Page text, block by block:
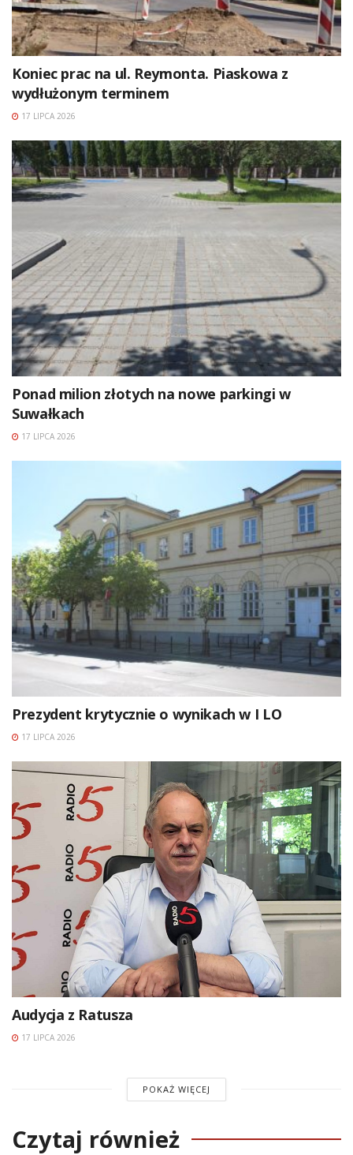
Koniec prac na ul. Reymonta. Piaskowa z
wydłużonym terminem
17 LIPCA 2026
Ponad milion złotych na nowe parkingi w
Suwałkach
17 LIPCA 2026
Prezydent krytycznie o wynikach w I LO
17 LIPCA 2026
Audycja z Ratusza
17 LIPCA 2026
POKAŻ WIĘCEJ
Czytaj również